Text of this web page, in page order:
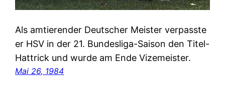
Als amtierender Deutscher Meister verpasste
er HSV in der 21. Bundesliga-Saison den Titel-
Hattrick und wurde am Ende Vizemeister.
Mai 26, 1984